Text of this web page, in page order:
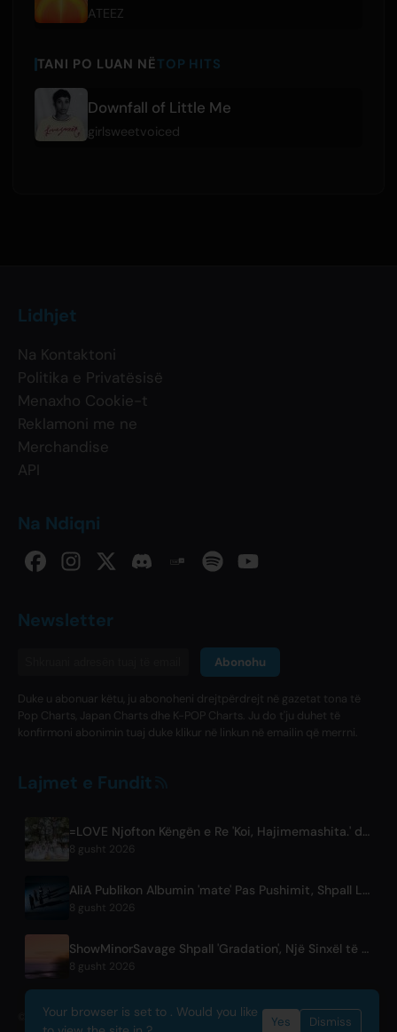
ATEEZ
TANI PO LUAN NËTOP HITS
Downfall of Little Me
girlsweetvoiced
Lidhjet
Na Kontaktoni
Politika e Privatësisë
Menaxho Cookie-t
Reklamoni me ne
Merchandise
API
Na Ndiqni
Newsletter
Abonohu
Duke u abonuar këtu, ju abonoheni drejtpërdrejt në gazetat tona të
Pop Charts, Japan Charts dhe K-POP Charts. Ju do t'ju duhet të
konfirmoni abonimin tuaj duke klikur në linkun në emailin që merrni.
Lajmet e Fundit
=LOVE Njofton Këngën e Re 'Koi, Hajimemashita.' dhe Koncerte në Tokyo Dome
8 gusht 2026
AliA Publikon Albumin 'mate' Pas Pushimit, Shpall Live në Tokio
8 gusht 2026
ShowMinorSavage Shpall 'Gradation', Një Sinxël të Ri Digjital
8 gusht 2026
© 2026 OnlyHit. All rights reserved. - Metadata provided byACRCloud
Your browser is set to . Would you like
Yes Dismiss